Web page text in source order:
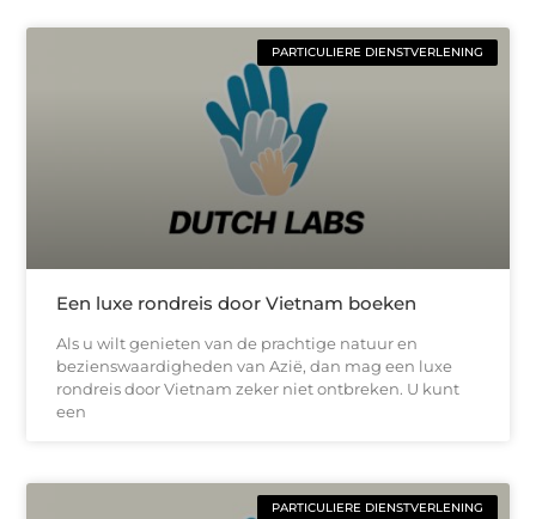
PARTICULIERE DIENSTVERLENING
Een luxe rondreis door Vietnam boeken
Als u wilt genieten van de prachtige natuur en
bezienswaardigheden van Azië, dan mag een luxe
rondreis door Vietnam zeker niet ontbreken. U kunt
een
PARTICULIERE DIENSTVERLENING